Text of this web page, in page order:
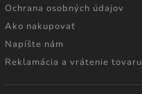
Ochrana osobných údajov
Ako nakupovať
Napíšte nám
Reklamácia a vrátenie tovaru